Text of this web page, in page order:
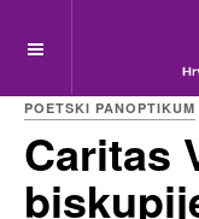
POETSKI PANOPTIKUM
Caritas